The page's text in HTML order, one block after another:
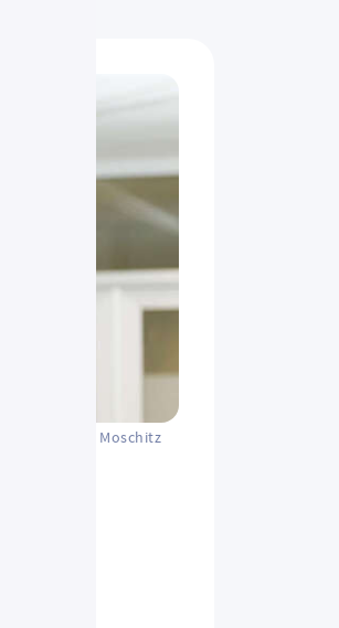
Sven Moschitz